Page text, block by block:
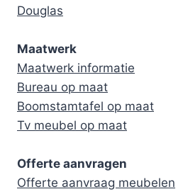
Douglas
Maatwerk
Maatwerk informatie
Bureau op maat
Boomstamtafel op maat
Tv meubel op maat
Offerte aanvragen
Offerte aanvraag meubelen